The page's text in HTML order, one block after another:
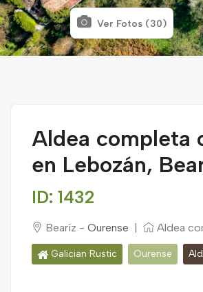
Ver Fotos (30)
Aldea completa
en Lebozán,
ID: 1432
Bearíz - Ourense Aldea
Galician Rustic Ourense